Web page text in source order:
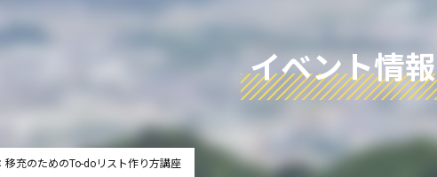
イベント情報
移充のためのTo-doリスト作り方講座